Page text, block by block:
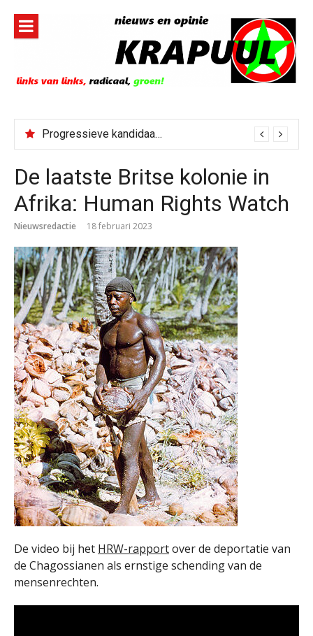
inhoud
Progressieve kandidaat El-Sayed senaatskandidaat Michigan
De laatste Britse kolonie in
Afrika: Human Rights Watch
Nieuwsredactie 18 februari 2023
De video bij het HRW-rapportover de deportatie van
de Chagossianen als ernstige schending van de
mensenrechten.